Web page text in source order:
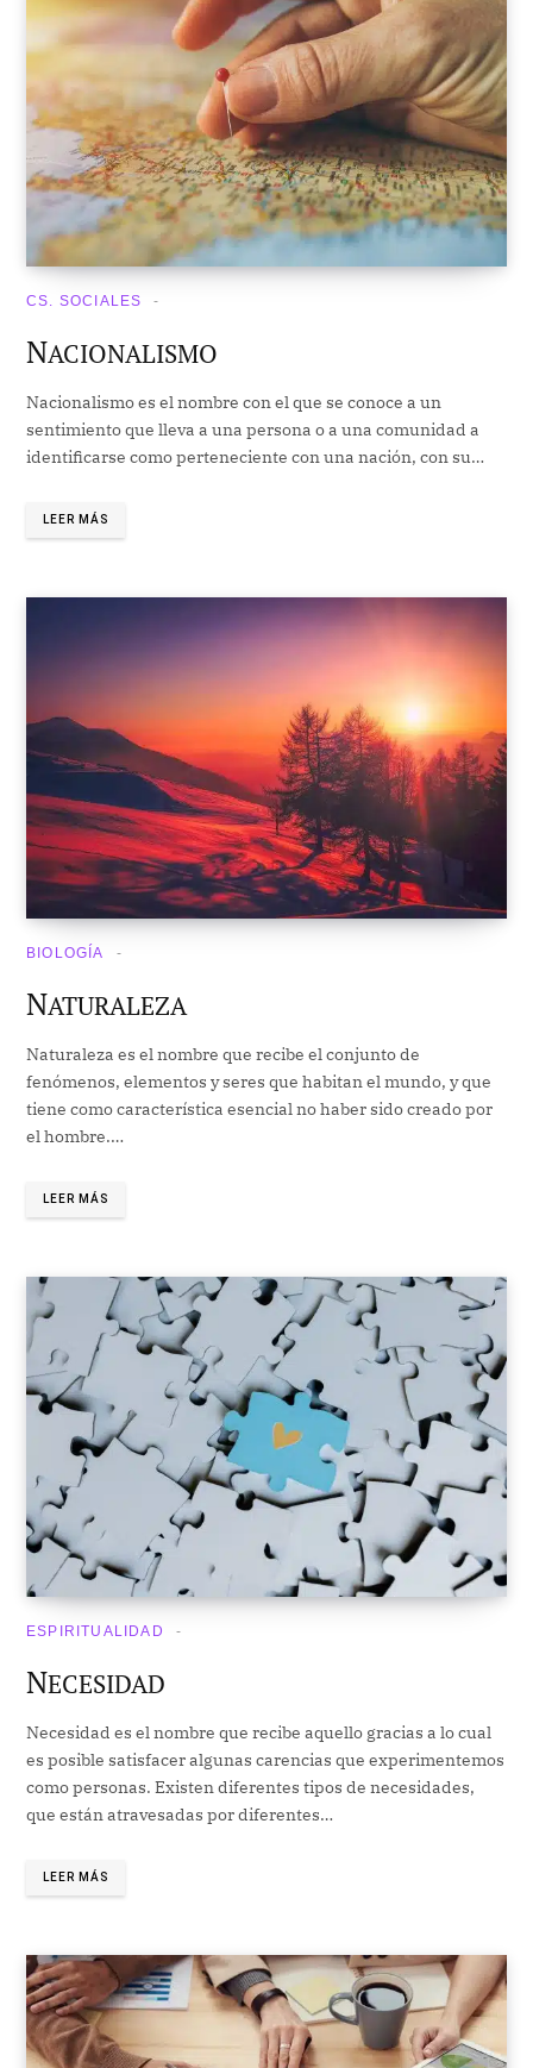
CS. SOCIALES
NACIONALISMO
Nacionalismo es el nombre con el que se conoce a un
sentimiento que lleva a una persona o a una comunidad a
identificarse como perteneciente con una nación, con su…
LEER MÁS
BIOLOGÍA
NATURALEZA
Naturaleza es el nombre que recibe el conjunto de
fenómenos, elementos y seres que habitan el mundo, y que
tiene como característica esencial no haber sido creado por
el hombre.…
LEER MÁS
ESPIRITUALIDAD
NECESIDAD
Necesidad es el nombre que recibe aquello gracias a lo cual
es posible satisfacer algunas carencias que experimentemos
como personas. Existen diferentes tipos de necesidades,
que están atravesadas por diferentes…
LEER MÁS